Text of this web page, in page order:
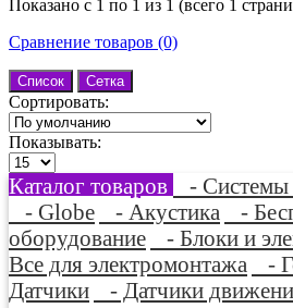
Показано с 1 по 1 из 1 (всего 1
Сравнение товаров (0)
Список Сетка
Сортировать:
Показывать:
Каталог товаров
- Системы
- Globe
- Акустика
-
оборудование
- Блоки и
Все для электромонтажа
-
Датчики
- Датчики